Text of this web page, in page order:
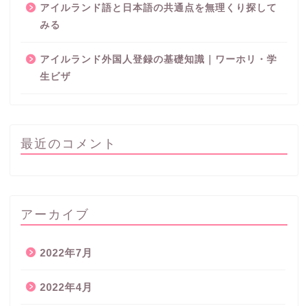
アイルランド語と日本語の共通点を無理くり探して
みる
アイルランド外国人登録の基礎知識｜ワーホリ・学
生ビザ
最近のコメント
アーカイブ
2022年7月
2022年4月